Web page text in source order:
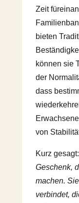
Zeit
bieten
können sie
der
dass
von
Kurz gesagt:
Geschenk,
machen.
verbindet,